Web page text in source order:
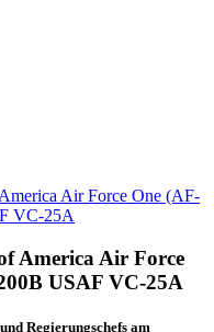
Air Force One (AF-
VC-25A
America Air Force
USAF VC-25A
Regierungschefs am